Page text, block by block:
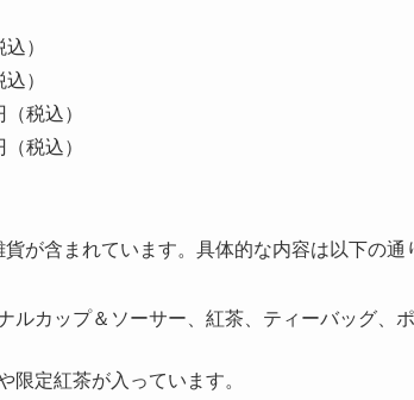
）
）
税込）
税込）
が含まれています。具体的な内容は以下の通
ルカップ＆ソーサー、紅茶、ティーバッグ、
限定紅茶が入っています。